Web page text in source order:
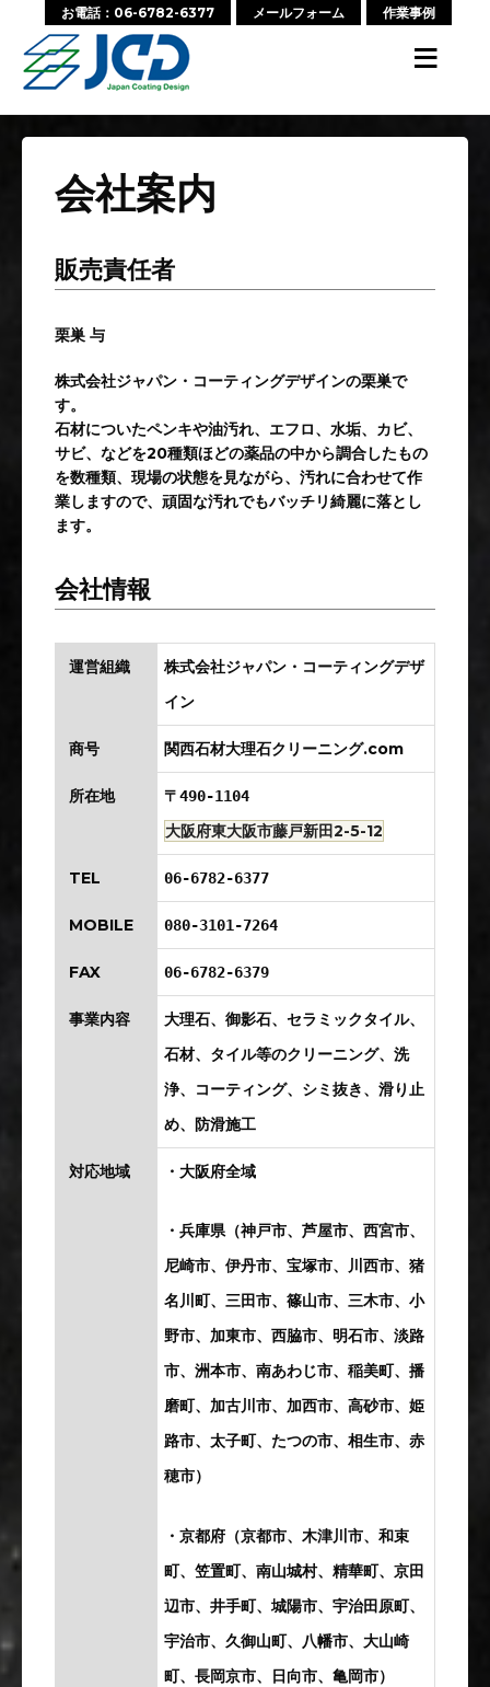
お電話：06-6782-6377 メールフォーム 作業事例
≡
会社案内
販売責任者
栗巣 与
株式会社ジャパン・コーティングデザインの栗巣で
す。
石材についたペンキや油汚れ、エフロ、水垢、カビ、
サビ、などを20種類ほどの薬品の中から調合したもの
を数種類、現場の状態を見ながら、汚れに合わせて作
業しますので、頑固な汚れでもバッチリ綺麗に落とし
ます。
会社情報
運営組織
株式会社ジャパン・コーティングデザ
イン
商号 関西石材大理石クリーニング.com
所在地 〒490-1104
大阪府東大阪市藤戸新田2-5-12
TEL 06-6782-6377
MOBILE 080-3101-7264
FAX 06-6782-6379
事業内容
大理石、御影石、セラミックタイル、
石材、タイル等のクリーニング、洗
浄、コーティング、シミ抜き、滑り止
め、防滑施工
対応地域 ・大阪府全域
・兵庫県（神戸市、芦屋市、西宮市、
尼崎市、伊丹市、宝塚市、川西市、猪
名川町、三田市、篠山市、三木市、小
野市、加東市、西脇市、明石市、淡路
市、洲本市、南あわじ市、稲美町、播
磨町、加古川市、加西市、高砂市、姫
路市、太子町、たつの市、相生市、赤
穂市）
・京都府（京都市、木津川市、和束
町、笠置町、南山城村、精華町、京田
辺市、井手町、城陽市、宇治田原町、
宇治市、久御山町、八幡市、大山崎
町、長岡京市、日向市、亀岡市）